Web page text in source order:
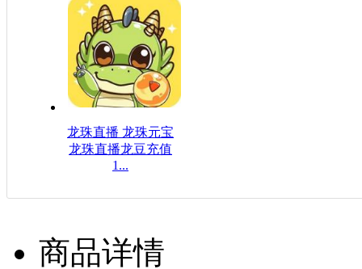
龙珠直播 龙珠元宝
龙珠直播龙豆充值
1...
商品详情